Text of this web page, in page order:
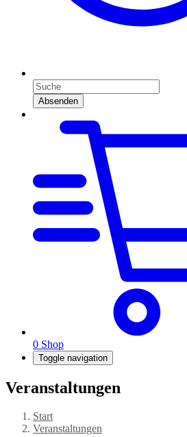
Absenden
0 Shop
Toggle navigation
Veranstaltungen
Start
Veranstaltungen